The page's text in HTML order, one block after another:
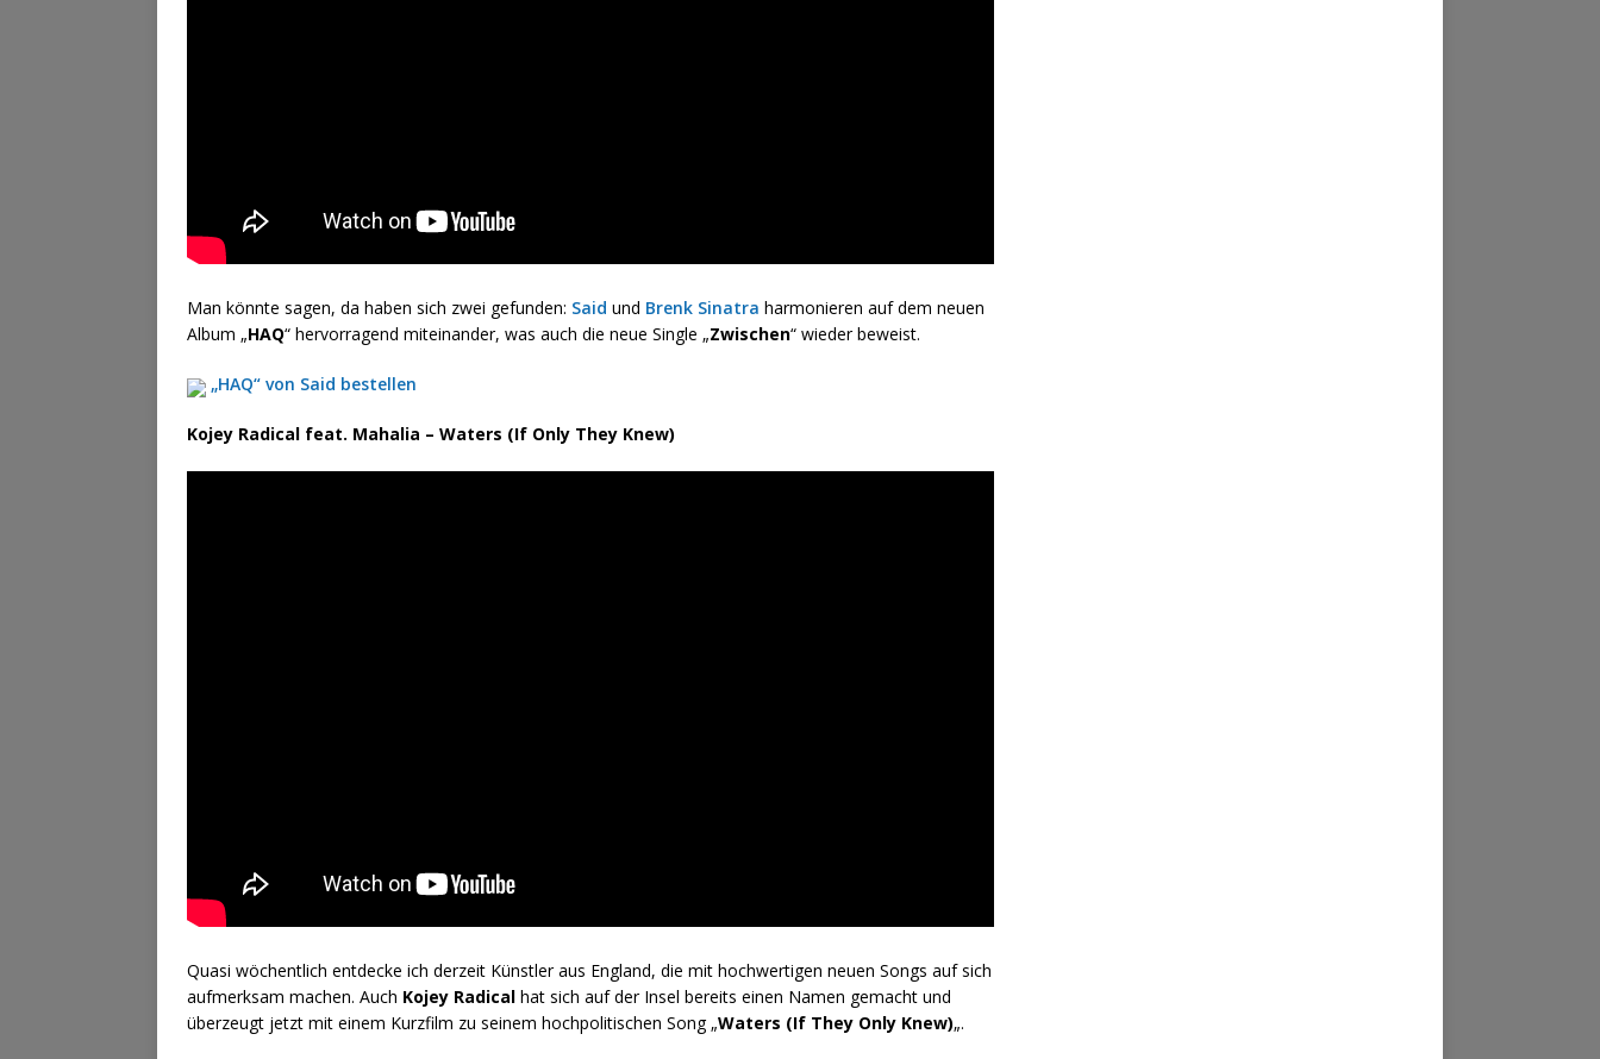
Man könnte sagen, da haben sich zwei gefunden: Said und Brenk Sinatra harmonieren auf dem neuen
Album „HAQ“ hervorragend miteinander, was auch die neue Single „Zwischen“ wieder beweist.
„HAQ“ von Said bestellen
Kojey Radical feat. Mahalia – Waters (If Only They Knew)
Quasi wöchentlich entdecke ich derzeit Künstler aus England, die mit hochwertigen neuen Songs auf sich
aufmerksam machen. Auch Kojey Radical hat sich auf der Insel bereits einen Namen gemacht und
überzeugt jetzt mit einem Kurzfilm zu seinem hochpolitischen Song „Waters (If They Only Knew)„.